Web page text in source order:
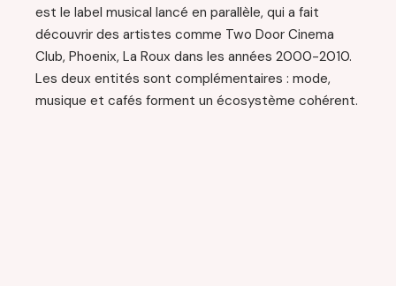
est le label musical lancé en parallèle, qui a fait
découvrir des artistes comme Two Door Cinema
Club, Phoenix, La Roux dans les années 2000-2010.
Les deux entités sont complémentaires : mode,
musique et cafés forment un écosystème cohérent.